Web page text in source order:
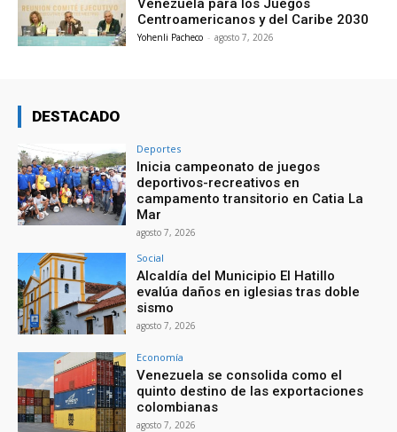
Venezuela para los Juegos
Centroamericanos y del Caribe 2030
Yohenli Pacheco - agosto 7, 2026
DESTACADO
Deportes
Inicia campeonato de juegos
deportivos-recreativos en
campamento transitorio en Catia La
Mar
agosto 7, 2026
Social
Alcaldía del Municipio El Hatillo
evalúa daños en iglesias tras doble
sismo
agosto 7, 2026
Economía
Venezuela se consolida como el
quinto destino de las exportaciones
colombianas
agosto 7, 2026